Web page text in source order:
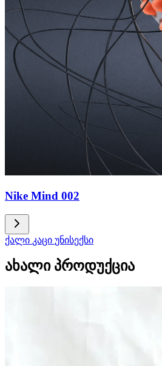
Nike Mind 002
ქალი კაცი უნისექსი
ახალი პროდუქცია